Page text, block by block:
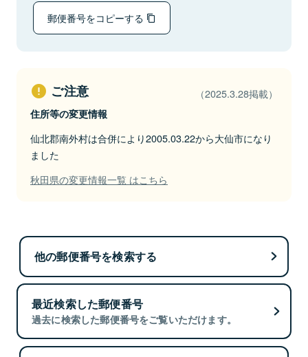
郵便番号をコピーする
ご注意 （2025.3.28掲載）
住所等の変更情報
仙北郡南外村は合併により2005.03.22から大仙市になり
ました
秋田県の変更情報一覧 はこちら
他の郵便番号を検索する
最近検索した郵便番号
過去に検索した郵便番号をご覧いただけます。